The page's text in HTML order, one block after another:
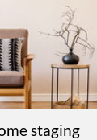
staging